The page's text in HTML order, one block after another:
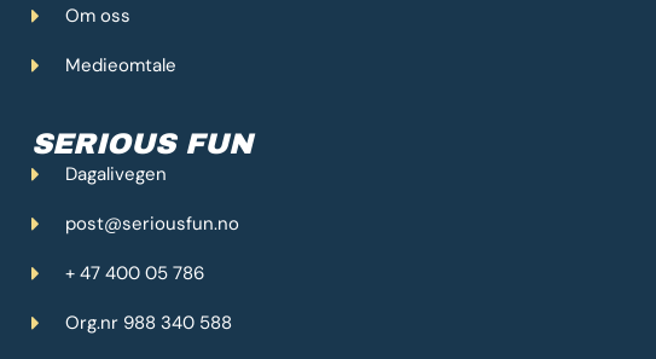
Om oss
Medieomtale
SERIOUS FUN
Dagalivegen
post@seriousfun.no
+ 47 400 05 786
Org.nr 988 340 588